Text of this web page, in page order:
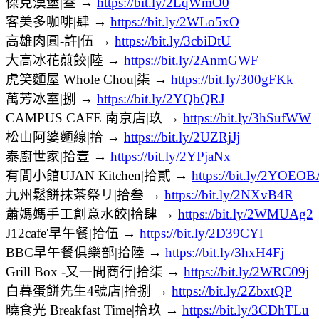
客美多咖啡|肆 → https://bit.ly/2WLo5xO
高雄肉圓-許|伍 → https://bit.ly/3cbiDtU
大高冰花煎餃|陸 → https://bit.ly/2AnmGWF
虎笑麵屋 Whole Chou|柒 → https://bit.ly/300gFKk
萬芳冰室|捌 → https://bit.ly/2YQbQRJ
CAMPUS CAFE 南京店|玖 → https://bit.ly/3hSufWW
松山阿婆麵線|拾 → https://bit.ly/2UZRjJj
泰廚世家|拾壹 → https://bit.ly/2YPjaNx
有間小館UJAN Kitchen|拾貳 → https://bit.ly/
九州鬆餅抹茶祭リ|拾叁 → https://bit.ly/2NXvB4R
蕭媽媽手工創意水餃|拾肆 → https://bit.ly/2WMUAg2
J12cafe'早午餐|拾伍 → https://bit.ly/2D39CYl
BBC早午餐俱樂部|拾陸 → https://bit.ly/3hxH4Fj
Grill Box -又一間商行|拾柒 → https://bit.ly/2WRC09j
白暮蛋餅先生4號店|拾捌 → https://bit.ly/2ZbxtQP
曉食光 Breakfast Time|拾玖 → https://bit.ly/3CDhTLu